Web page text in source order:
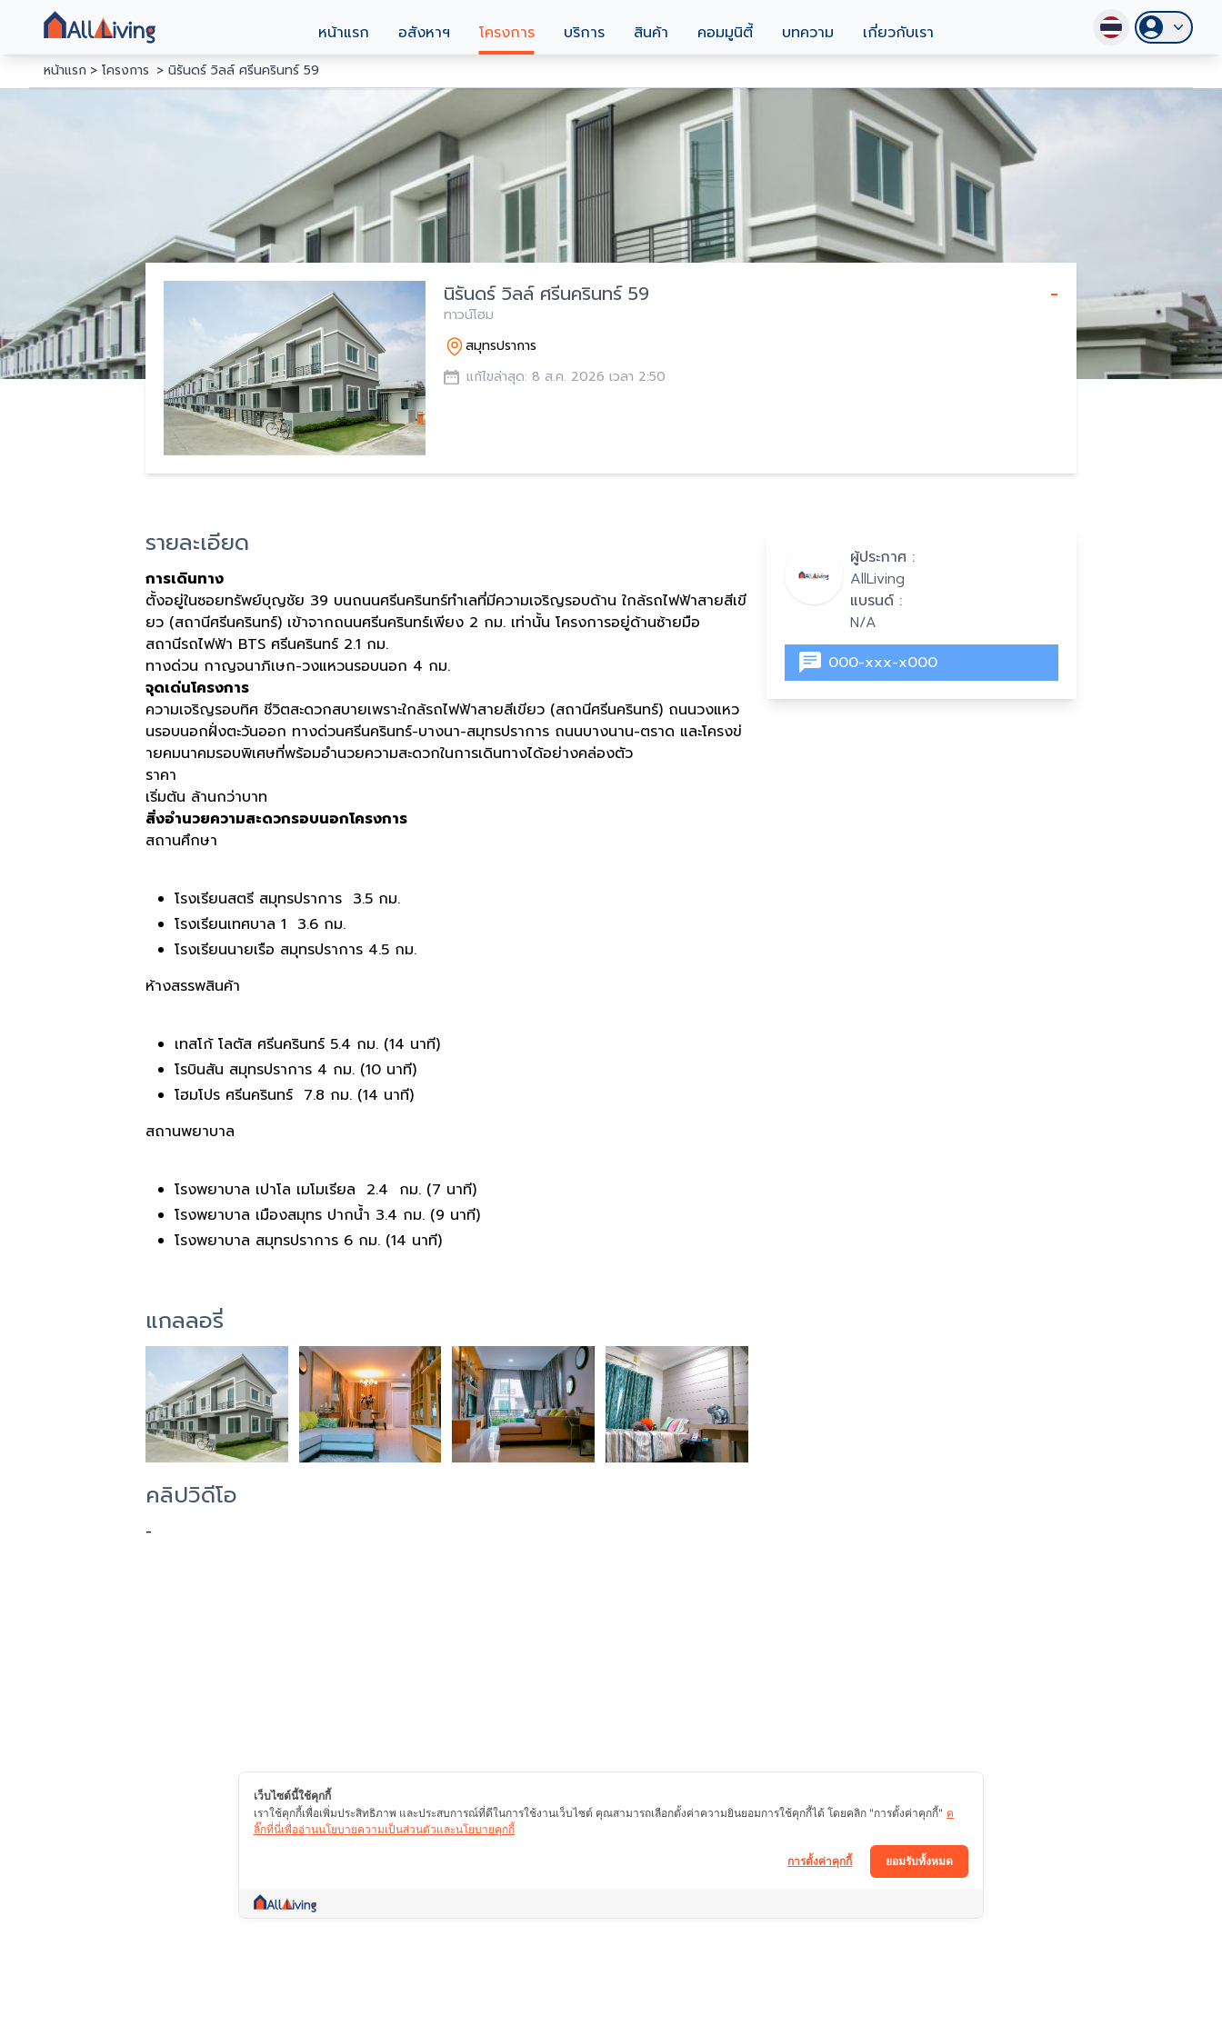
หน้าแรก อสังหาฯ โครงการ บริการ สินค้า คอมมูนิตี้ บทความ เกี่ยวกับเรา
หน้าแรก โครงการ นิรันดร์ วิลล์ ศรีนครินทร์ 59
-
นิรันดร์ วิลล์ ศรีนครินทร์ 59
ทาวน์โฮม
สมุทรปราการ
แก้ไขล่าสุด: 8 ส.ค. 2026 เวลา 2:50
รายละเอียด
การเดินทาง
ตั้งอยู่ในซอยทรัพย์บุญชัย 39 บนถนนศรีนครินทร์ทำเลที่มีความเจริญรอบด้าน ใกล้รถไฟฟ้าสายสีเขี
ยว (สถานีศรีนครินทร์) เข้าจากถนนศรีนครินทร์เพียง 2 กม. เท่านั้น โครงการอยู่ด้านซ้ายมือ
สถานีรถไฟฟ้า BTS​ ศรีนครินทร์ 2.1 กม.
ทางด่วน กาญจนาภิเษก-วงแหวนรอบนอก 4​ กม.
จุดเด่นโครงการ
ความเจริญรอบทิศ ชีวิตสะดวกสบายเพราะใกล้รถไฟฟ้าสายสีเขียว (สถานีศรีนครินทร์) ถนนวงแหว
นรอบนอกฝั่งตะวันออก ทางด่วนศรีนครินทร์-บางนา-สมุทรปราการ ถนนบางนาน-ตราด และโครงข่
ายคมนาคมรอบพิเศษที่พร้อมอำนวยความสะดวกในการเดินทางได้อย่างคล่องตัว
ราคา
เริ่มต้น ล้านกว่าบาท
สิ่งอำนวยความสะดวกรอบนอกโครงการ
สถานศึกษา
โรงเรียนสตรี สมุทรปราการ 3.5​ กม.
โรงเรียนเทศบาล​ 1​ 3.6 กม.
โรงเรียนนายเรือ สมุทรปราการ 4.5 กม.
ห้างสรรพสินค้า
เทสโก้ โลตัส ศรีนครินทร์ 5.4 กม. (14​ นาที)​
โรบินสัน สมุทรปราการ 4​ กม.​ (10​ นาที)
โฮมโปร ศรีนครินทร์ 7.8 กม.​ (14​ นาที)​
สถานพยาบาล
โรงพยาบาล เปาโล เมโมเรียล 2.4​ กม. (7​ นาที)
โรงพยาบาล เมืองสมุทร ปากน้ำ 3.4 กม. (9​ นาที)​
โรงพยาบาล สมุทรปราการ​ 6​ กม. (14​ นาที)​
แกลลอรี่
คลิปวิดีโอ
-
ผู้ประกาศ :
AllLiving
แบรนด์ :
N/A
000-xxx-x000
เว็บไซต์นี้ใช้คุกกี้
เราใช้คุกกี้เพื่อเพิ่มประสิทธิภาพ และประสบการณ์ที่ดีในการใช้งานเว็บไซต์ คุณสามารถเลือกตั้งค่าความยินยอมการใช้คุกกี้ได้ โดยคลิก "การตั้งค่าคุกกี้" ค
ลิ๊กที่นี่เพื่ออ่านนโยบายความเป็นส่วนตัวและนโยบายคุกกี้
ยอมรับทั้งหมด
การตั้งค่าคุกกี้